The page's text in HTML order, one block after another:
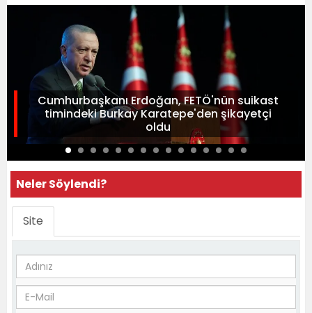
Cumhurbaşkanı Erdoğan, FETÖ'nün suikast
timindeki Burkay Karatepe'den şikayetçi
oldu
Neler Söylendi?
Site